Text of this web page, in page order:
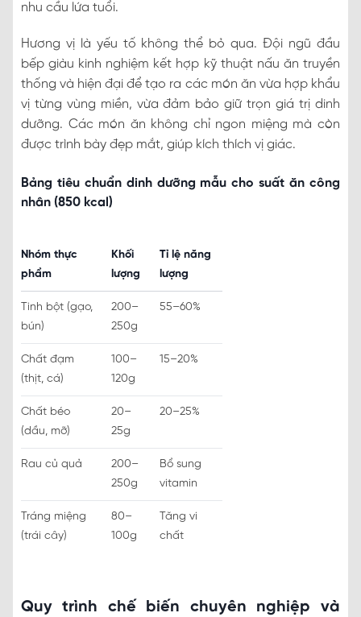
nhu cầu lứa tuổi.
Hương vị là yếu tố không thể bỏ qua. Đội ngũ đầu
bếp giàu kinh nghiệm kết hợp kỹ thuật nấu ăn truyền
thống và hiện đại để tạo ra các món ăn vừa hợp khẩu
vị từng vùng miền, vừa đảm bảo giữ trọn giá trị dinh
dưỡng. Các món ăn không chỉ ngon miệng mà còn
được trình bày đẹp mắt, giúp kích thích vị giác.
Bảng tiêu chuẩn dinh dưỡng mẫu cho suất ăn công
nhân (850 kcal)
Nhóm thực
phẩm
Khối
lượng
Tỉ lệ năng
lượng
Tinh bột (gạo,
bún)
200–
250g
55–60%
Chất đạm
(thịt, cá)
100–
120g
15–20%
Chất béo
(dầu, mỡ)
20–
25g
20–25%
Rau củ quả
200–
250g
Bổ sung
vitamin
Tráng miệng
(trái cây)
80–
100g
Tăng vi
chất
Quy trình chế biến chuyên nghiệp và